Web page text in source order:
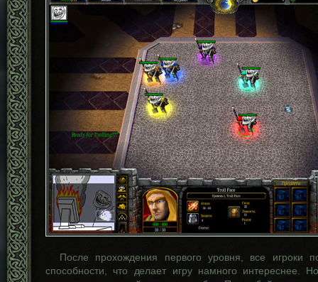
После прохождения первого уровня, все игроки
способности, что делает игру намного интереснее.